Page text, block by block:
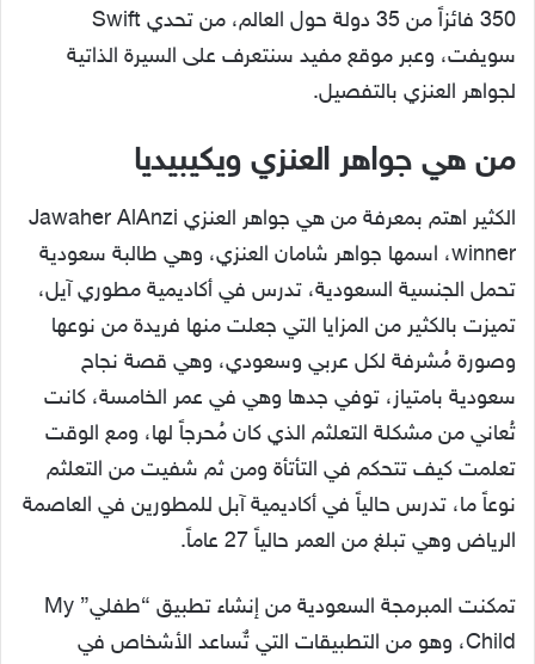
350 فائزاً من 35 دولة حول العالم، من تحدي Swift
سويفت، وعبر موقع مفيد سنتعرف على السيرة الذاتية
لجواهر العنزي بالتفصيل.
من هي جواهر العنزي ويكيبيديا
الكثير اهتم بمعرفة من هي جواهر العنزي Jawaher AlAnzi
winner، اسمها جواهر شامان العنزي، وهي طالبة سعودية
تحمل الجنسية السعودية، تدرس في أكاديمية مطوري آيل،
تميزت بالكثير من المزايا التي جعلت منها فريدة من نوعها
وصورة مُشرفة لكل عربي وسعودي، وهي قصة نجاح
سعودية بامتياز، توفي جدها وهي في عمر الخامسة، كانت
تُعاني من مشكلة التعلثم الذي كان مُحرجاً لها، ومع الوقت
تعلمت كيف تتحكم في التأتأة ومن ثم شفيت من التعلثم
نوعاً ما، تدرس حالياً في أكاديمية آبل للمطورين في العاصمة
الرياض وهي تبلغ من العمر حالياً 27 عاماً.
تمكنت المبرمجة السعودية من إنشاء تطبيق “طفلي” My
Child، وهو من التطبيقات التي تٌساعد الأشخاص في